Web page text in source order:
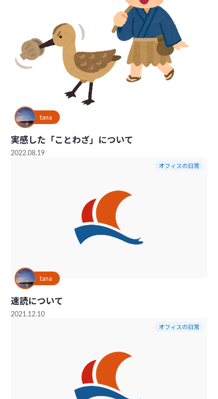
tana
実感した「ことわざ」について
2022.08.19
オフィスの日常
tana
速読について
2021.12.10
オフィスの日常